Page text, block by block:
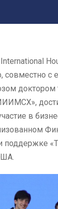
совместно с
доктором
в
поддержке